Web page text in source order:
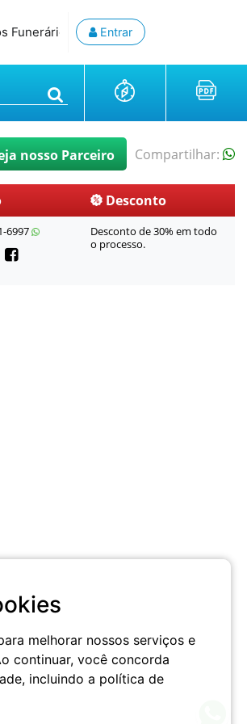
melhorar nossos serviços e
continuar, você concorda
incluindo a política de
Funerários Teste de 30 dias
Entrar
nosso Parceiro Compartilhar:
Desconto
6997
Desconto de 30% em todo
o processo.